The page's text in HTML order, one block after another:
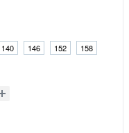
140 146 152
158